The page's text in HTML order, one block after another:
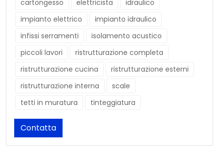
cartongesso
elettricista
idraulico
impianto elettrico
impianto idraulico
infissi serramenti
isolamento acustico
piccoli lavori
ristrutturazione completa
ristrutturazione cucina
ristrutturazione esterni
ristrutturazione interna
scale
tetti in muratura
tinteggiatura
Contatta